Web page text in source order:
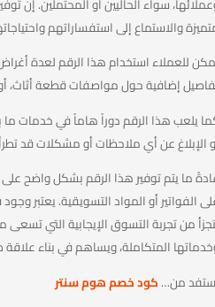
والاستماع إلى استفساراتهم
للعملاء استخدام هذا الرقم لعدة
إضافية حول مواصفات قطعة أثاث،
يلعب هذا الرقم دوراً هاماً في خدمات ما
الإبلاغ عن أي ملاحظات أو مشكلات قد
ما يتم توفير هذا الرقم بشكل واضح
الفواتير أو المواد التسويقية. يعتبر
من تجربة التسوق الإيجابية التي
المتكاملة، ويساهم في بناء
من…كود خصم هوم سنتر